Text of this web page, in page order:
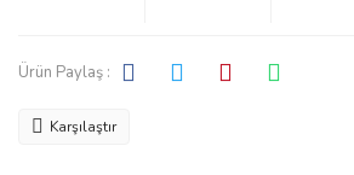
Ürün Paylaş :
Karşılaştır